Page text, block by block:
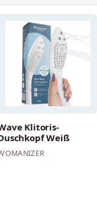
Klitoris-
Weiß